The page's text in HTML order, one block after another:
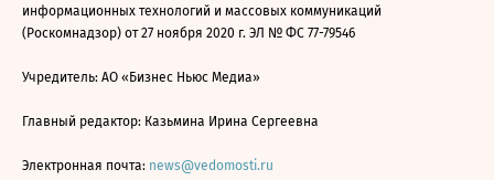
информационных технологий и массовых коммуникаций
(Роскомнадзор) от 27 ноября 2020 г. ЭЛ № ФС 77-79546
Учредитель: АО «Бизнес Ньюс Медиа»
Главный редактор: Казьмина Ирина Сергеевна
Электронная почта: news@vedomosti.ru